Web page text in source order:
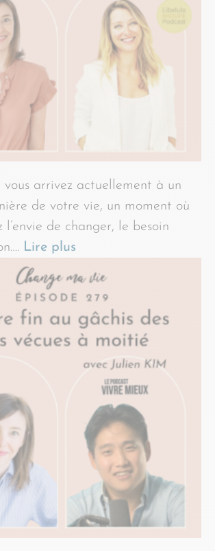
vous arrivez actuellement à un
de votre vie, un moment où
l’envie de changer, le besoin
Lire plus